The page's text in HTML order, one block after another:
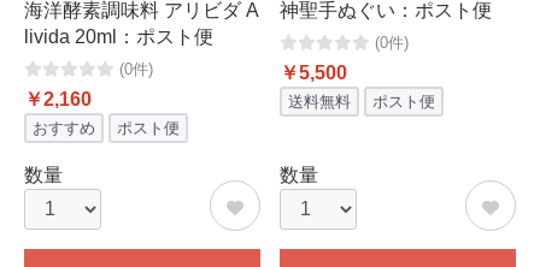
海洋酵素調味料 アリビダ A
livida 20ml：ポスト便
(0件)
￥2,160
おすすめ ポスト便
数量
神聖手ぬぐい：ポスト便
(0件)
￥5,500
送料無料 ポスト便
数量